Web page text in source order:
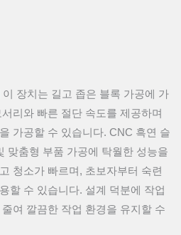
이 장치는 길고 좁은 블록 가공에 가
리와 빠른 절단 속도를 제공하며
가공할 수 있습니다. CNC 흑연 슬
맞춤형 부품 가공에 탁월한 성능을
청소가 빠르며, 초보자부터 숙련
할 수 있습니다. 설계 덕분에 작업
여 깔끔한 작업 환경을 유지할 수